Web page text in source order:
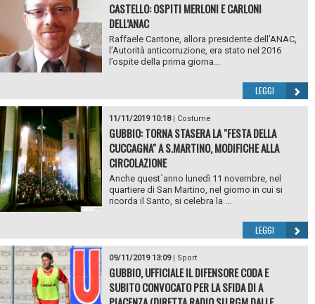
CASTELLO: OSPITI MERLONI E CARLONI
DELL’ANAC
Raffaele Cantone, allora presidente dell’ANAC,
l’Autorità anticorruzione, era stato nel 2016
l’ospite della prima giorna...
LEGGI
11/11/2019 10:18| Costume
GUBBIO: TORNA STASERA LA "FESTA DELLA
CUCCAGNA" A S.MARTINO, MODIFICHE ALLA
CIRCOLAZIONE
Anche quest`anno lunedì 11 novembre, nel
quartiere di San Martino, nel giorno in cui si
ricorda il Santo, si celebra la ...
LEGGI
09/11/2019 13:09| Sport
GUBBIO, UFFICIALE IL DIFENSORE CODA E
SUBITO CONVOCATO PER LA SFIDA DI A